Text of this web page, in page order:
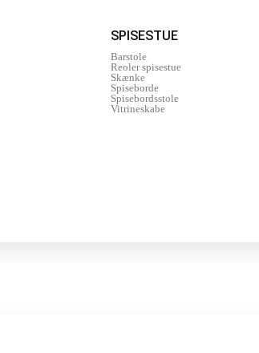
SPISESTUE
Barstole
Reoler spisestue
Skænke
Spiseborde
Spisebordsstole
Vitrineskabe